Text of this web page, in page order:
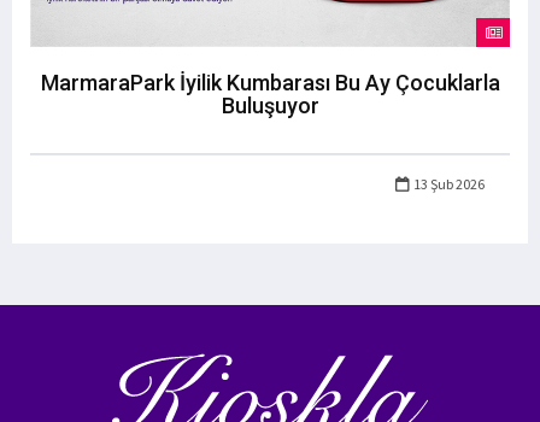
MarmaraPark İyilik Kumbarası Bu Ay Çocuklarla
Buluşuyor
13 Şub 2026